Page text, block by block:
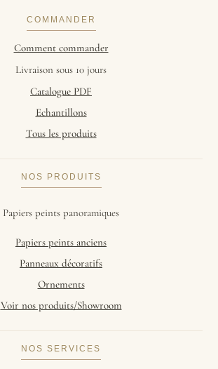
COMMANDER
Comment commander
Livraison sous 10 jours
Catalogue PDF
Echantillons
Tous les produits
NOS PRODUITS
Papiers peints panoramiques
Papiers peints anciens
Panneaux décoratifs
Ornements
Voir nos produits/Showroom
NOS SERVICES